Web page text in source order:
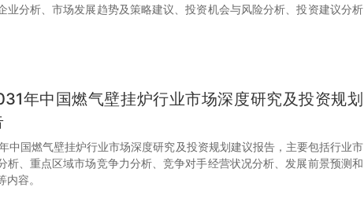
业分析、市场发展趋势及策略建议、投资机会与风险分析、投资建议分析
年中国燃气壁挂炉行业市场深度研究及投资规划
中国燃气壁挂炉行业市场深度研究及投资规划建议报告，主要包括行业市
析、重点区域市场竞争力分析、竞争对手经营状况分析、发展前景预测和
容。